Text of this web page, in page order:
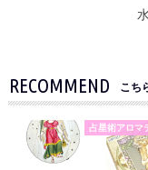
RECOMMEND こち
占星術アロマ